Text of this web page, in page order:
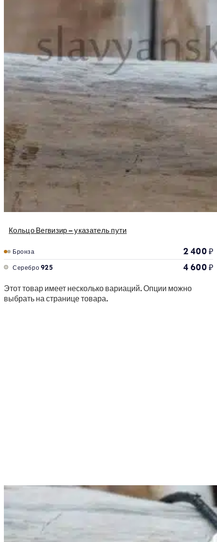
Кольцо Вегвизир – указатель пути
Бронза 2 400₽
Серебро 925 4 600₽
Этот товар имеет несколько вариаций. Опции можно
выбрать на странице товара.